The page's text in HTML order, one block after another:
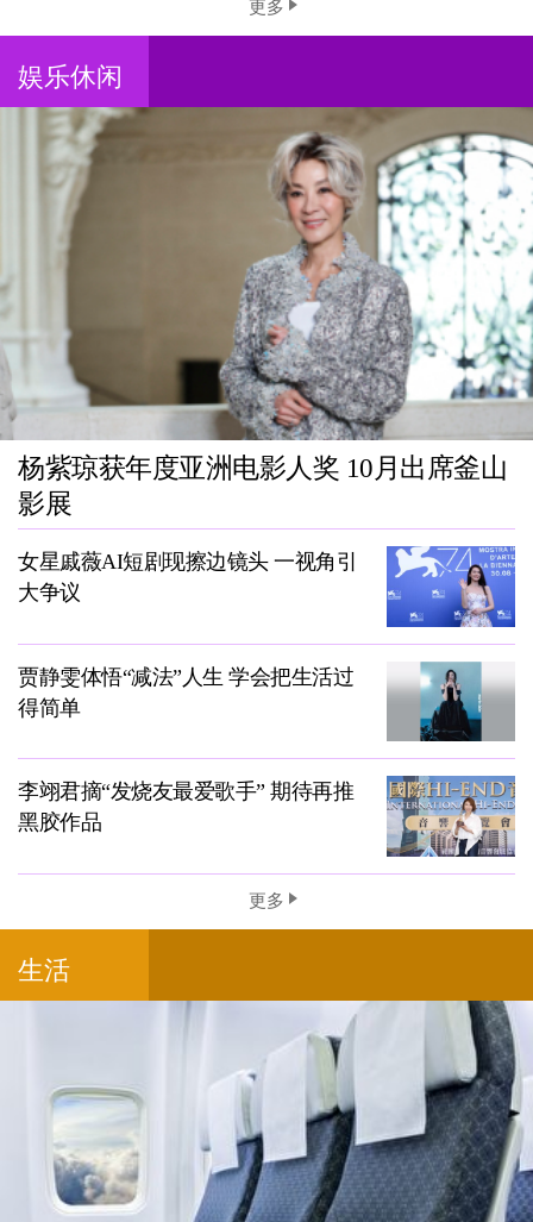
更多
娱乐休闲
杨紫琼获年度亚洲电影人奖 10月出席釜山
影展
女星戚薇AI短剧现擦边镜头 一视角引
大争议
贾静雯体悟“减法”人生 学会把生活过
得简单
李翊君摘“发烧友最爱歌手” 期待再推
黑胶作品
更多
生活